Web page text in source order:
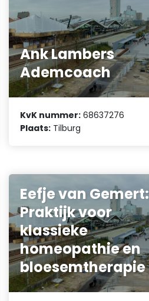
Ank Lambers
Ademcoach
KvK nummer: 68637276
Plaats: Tilburg
Eefje van Gemert:
Praktijk voor
klassieke
homeopathie en
bloesemtherapie